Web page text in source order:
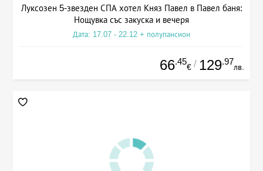
Луксозен 5-звезден СПА хотел Княз Павел в Павел баня:
Нощувка със закуска и вечеря
Дата: 17.07 - 22.12 + полупансион
66.45
€ / 129.97
лв.